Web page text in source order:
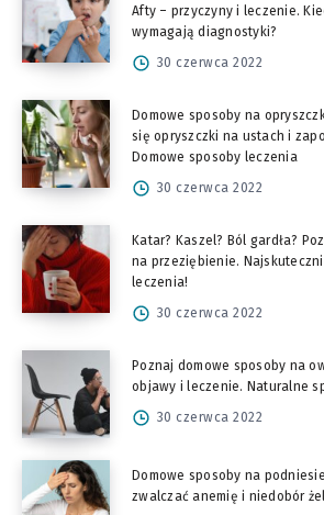
Afty – przyczyny i leczenie.
wymagają diagnostyki?
30 czerwca 2022
Domowe sposoby na
się opryszczki na ustach i
Domowe sposoby leczenia
30 czerwca 2022
Katar? Kaszel? Ból gardła?
na przeziębienie.
leczenia!
30 czerwca 2022
Poznaj domowe sposoby na
objawy i leczenie. Naturalne
30 czerwca 2022
Domowe sposoby na
zwalczać anemię i niedobór